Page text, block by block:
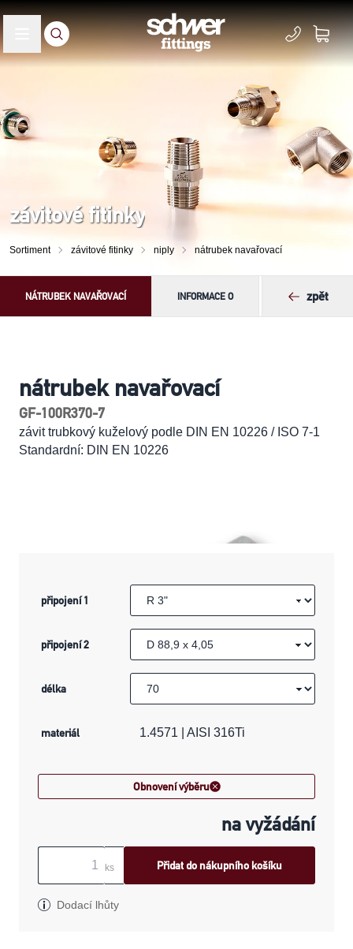
závitové fitinky
Sortiment závitové fitinky niply nátrubek navařovací
NÁTRUBEK NAVAŘOVACÍ INFORMACE O zpět
nátrubek navařovací
GF-100R370-7
závit trubkový kuželový podle DIN EN 10226 / ISO 7-1
Standardní: DIN EN 10226
připojení 1
připojení 2
délka
materiál 1.4571 | AISI 316Ti
Obnovení výběru
na vyžádání
ks Přidat do nákupního košíku
Dodací lhůty